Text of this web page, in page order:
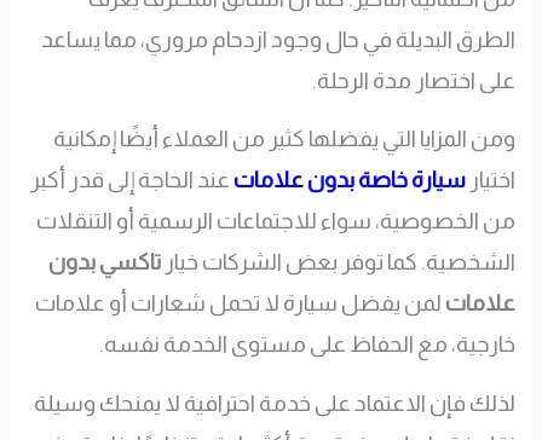
الطرق البديلة في حال وجود ازدحام مروري، مما يساعد
على اختصار مدة الرحلة.
ومن المزايا التي يفضلها كثير من العملاء أيضًا إمكانية
اختيار سيارة خاصة بدون علامات عند الحاجة إلى قدر أكبر
من الخصوصية، سواء للاجتماعات الرسمية أو التنقلات
الشخصية. كما توفر بعض الشركات خيارتاكسي بدون
علامات لمن يفضل سيارة لا تحمل شعارات أو علامات
خارجية، مع الحفاظ على مستوى الخدمة نفسه.
لذلك فإن الاعتماد على خدمة احترافية لا يمنحك وسيلة